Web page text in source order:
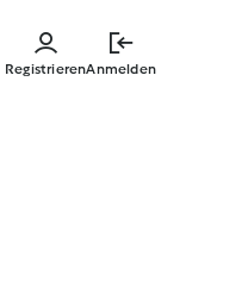
RegistrierenAnmelden